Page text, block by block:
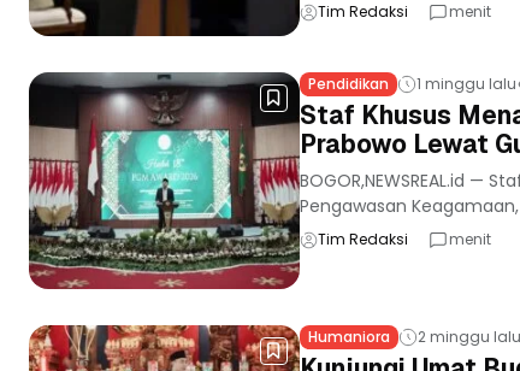
Tim Redaksi menit
Pendidikan 1 minggu lalu
Staf Khusus
Prabowo Lewat
BOGOR,NEWSREAL.id —
Pengawasan
Tim Redaksi menit
Humaniora 2 minggu lalu